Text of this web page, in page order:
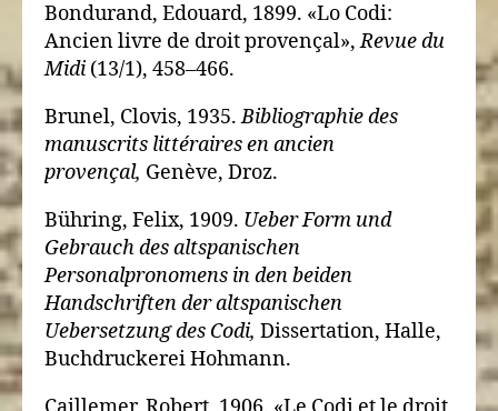
Bondurand, Edouard, 1899. «Lo Codi:
Ancien livre de droit provençal»,Revue du
Midi (13/1), 458–466.
Brunel, Clovis, 1935.Bibliographie des
manuscrits littéraires en ancien
provençal, Genève, Droz.
Bühring, Felix, 1909. Ueber Form und
Gebrauch des altspanischen
Personalpronomens in den beiden
Handschriften der altspanischen
Uebersetzung des Codi, Dissertation, Halle,
Buchdruckerei Hohmann.